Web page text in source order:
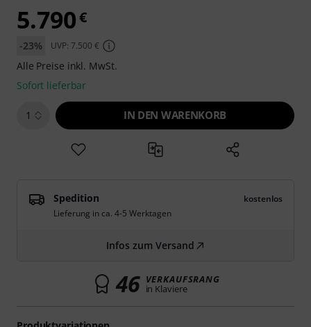
5.790€
-23% UVP: 7.500 €
Alle Preise inkl. MwSt.
Sofort lieferbar
1 IN DEN WARENKORB
Spedition
kostenlos
Lieferung in ca. 4-5 Werktagen
Infos zum Versand
46 VERKAUFSRANG
in Klaviere